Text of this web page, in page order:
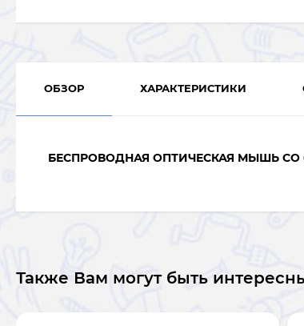
ОБЗОР ХАРАКТЕРИСТИКИ
БЕСПРОВОДНАЯ ОПТИЧЕСКАЯ МЫШЬ СО
Также Вам могут быть